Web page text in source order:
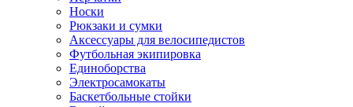
Носки
Рюкзаки и сумки
Аксессуары для велосипедистов
Футбольная экипировка
Единоборства
Электросамокаты
Баскетбольные стойки